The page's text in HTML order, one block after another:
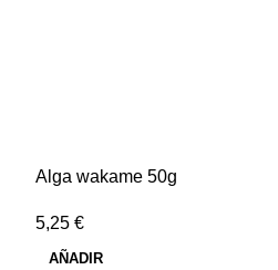
Alga wakame 50g
5,25 €
AÑADIR